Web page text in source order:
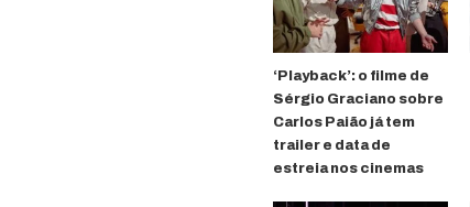
‘Playback’: o filme de
Sérgio Graciano sobre
Carlos Paião já tem
trailer e data de
estreia nos cinemas